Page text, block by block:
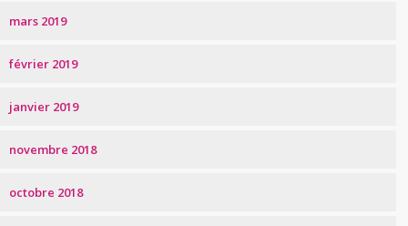
mars 2019
février 2019
janvier 2019
novembre 2018
octobre 2018